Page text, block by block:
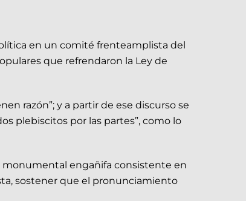
en un comité frenteamplista del
que refrendaron la Ley de
razón”; y a partir de ese discurso se
plebiscitos por las partes”, como lo
monumental engañifa consistente en
sostener que el pronunciamiento